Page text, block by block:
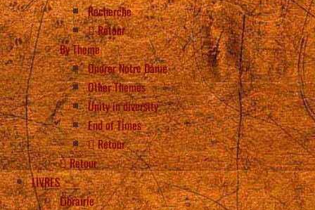
Recherche
Retour
By Theme
Onorer Notre Dame
Other Themes
Unity in diversity
End of Times
Retour
Retour
LIVRES
Librairie